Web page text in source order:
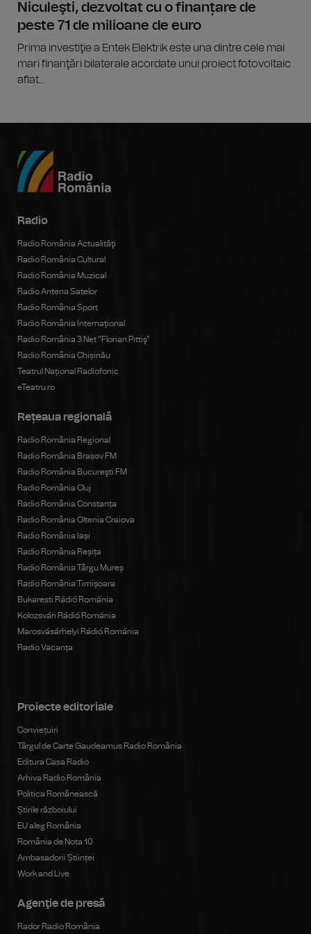
Niculeşti, dezvoltat cu o finanțare de
peste 71 de milioane de euro
Prima investiţie a Entek Elektrik este una dintre cele mai
mari finanţări bilaterale acordate unui proiect fotovoltaic
aflat...
Radio
Radio România Actualităţi
Radio România Cultural
Radio România Muzical
Radio Antena Satelor
Radio România Sport
Radio România Internațional
Radio România 3 Net "Florian Pittiş"
Radio România Chișinău
Teatrul Național Radiofonic
eTeatru.ro
Rețeaua regională
Radio România Regional
Radio România Brașov FM
Radio România Bucureşti FM
Radio România Cluj
Radio România Constanța
Radio România Oltenia Craiova
Radio România Iași
Radio România Reșița
Radio România Târgu Mureș
Radio România Timișoara
Bukaresti Rádió Románia
Kolozsvári Rádió Románia
Marosvásárhelyi Rádió Románia
Radio Vacanța
Proiecte editoriale
Conviețuiri
Târgul de Carte Gaudeamus Radio România
Editura Casa Radio
Arhiva Radio România
Politica Românească
Știrile războiului
EU aleg România
România de Nota 10
Ambasadorii Științei
Work and Live
Agenţie de presă
Rador Radio România